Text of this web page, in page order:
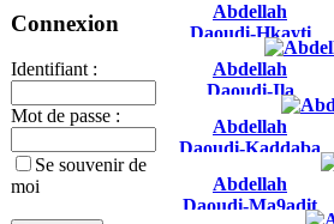
Connexion
Identifiant :
Mot de passe :
Se souvenir de
moi
Abdellah
Daoudi-Hkayti
M3ak Salate
Abdellah
Daoudi-Ila
Cheftouni
Godamha Bkit
2017
Abdellah
Daoudi-Kaddaba
3aynik
Abdellah
Daoudi-Ma9adit